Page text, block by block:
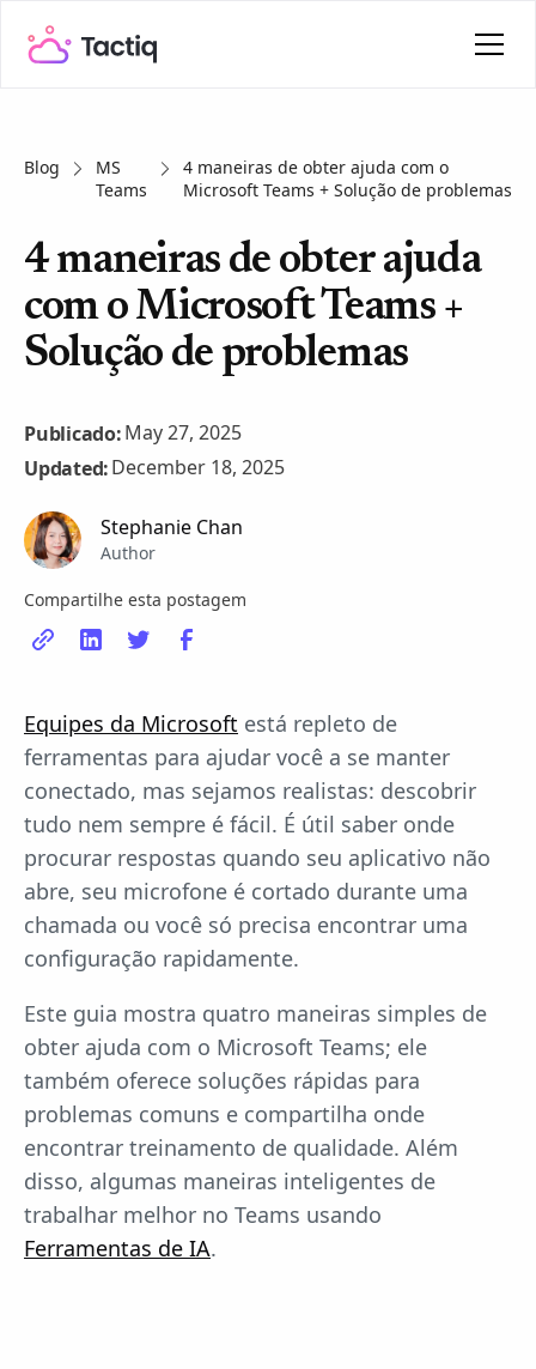
Blog
MS
Teams
4 maneiras de obter ajuda com o
Microsoft Teams + Solução de problemas
4 maneiras de obter ajuda
com o Microsoft Teams +
Solução de problemas
Publicado:May 27, 2025
Updated:December 18, 2025
Stephanie Chan
Author
Compartilhe esta postagem
Equipes da Microsoft está repleto de
ferramentas para ajudar você a se manter
conectado, mas sejamos realistas: descobrir
tudo nem sempre é fácil. É útil saber onde
procurar respostas quando seu aplicativo não
abre, seu microfone é cortado durante uma
chamada ou você só precisa encontrar uma
configuração rapidamente.
Este guia mostra quatro maneiras simples de
obter ajuda com o Microsoft Teams; ele
também oferece soluções rápidas para
problemas comuns e compartilha onde
encontrar treinamento de qualidade. Além
disso, algumas maneiras inteligentes de
trabalhar melhor no Teams usando
Ferramentas de IA.